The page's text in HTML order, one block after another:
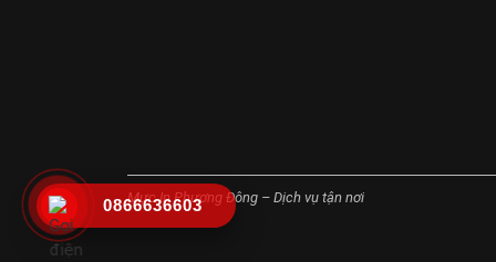
Mực In Phương Đông – Dịch vụ tận nơi
0866636603